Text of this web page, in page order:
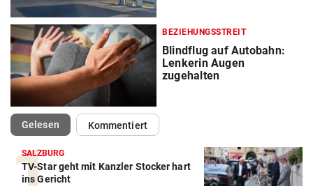
BEZIEHUNGSSTREIT
Blindflug auf Autobahn:
Lenkerin Augen
zugehalten
Gelesen(ausgewählt)Kommentiert
SALZBURG
TV-Star geht mit Kanzler Stocker hart
ins Gericht